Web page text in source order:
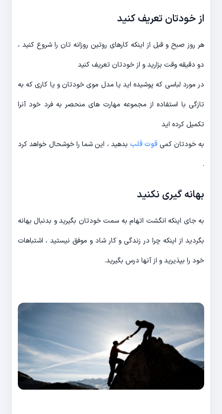
از خودتان تعریف کنید
هر روز صبح و قبل از اینکه کارهای روتین روزانه تان را شروع کنید ،
دو دقیقه وقت بزارید و از خودتان تعریف کنید
در مورد لباسی که پوشیده اید یا مدل موی خودتان و یا کاری که به
تازگی با استفاده از مجموعه مهارت های منحصر به فرد خود آنرا
تکمیل کرده اید
به خودتان کمی قوت قلب بدهید ، این شما را خوشحال خواهد کرد
.
بهانه گیری نکنید
به جای اینکه انگشت اتهام به سمت خودتان بگیرید و بدنبال بهانه
بگردید از اینکه چرا در زندگی و کار شاد و موفق نیستید ، اشتباهات
خود را بپذیرید و از آنها درس بگیرید.